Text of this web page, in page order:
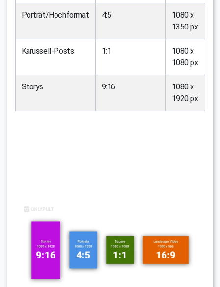
Porträt/Hochformat 4:5
1080 x
1350 px
Karussell-Posts 1:1
1080 x
1080 px
Storys 9:16
1080 x
1920 px